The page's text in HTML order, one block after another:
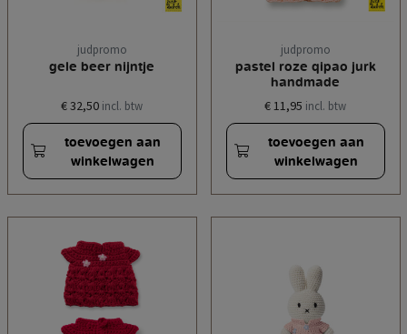
judpromo
gele beer nijntje
€ 32,50 incl. btw
toevoegen aan
winkelwagen
judpromo
pastel roze qipao jurk
handmade
€ 11,95 incl. btw
toevoegen aan
winkelwagen